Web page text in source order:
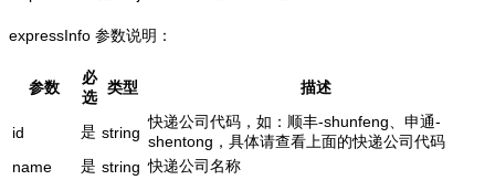
expressInfo 参数说明：
参数
必
选
类型 描述
id 是 string
快递公司代码，如：顺丰-shunfeng、申通-
shentong，具体请查看上面的快递公司代码
name
是 string 快递公司名称